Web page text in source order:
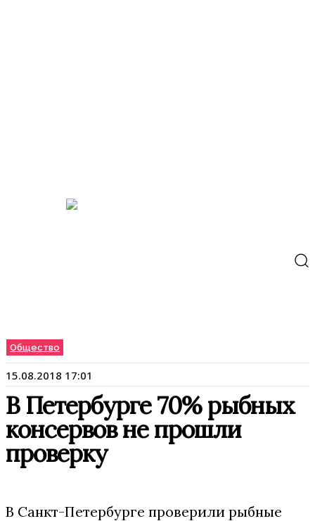
Общество
15.08.2018 17:01
В Петербурге 70% рыбных
консервов не прошли
проверку
В Санкт-Петербурге проверили рыбные